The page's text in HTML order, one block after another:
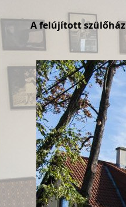
A felújított szülőház